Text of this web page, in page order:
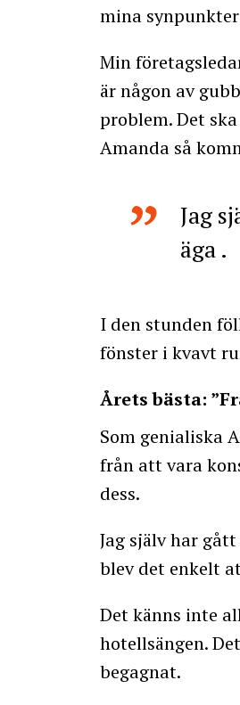
mina
Min
är någon av
problem. Det
Amanda så
Jag
äga .
I den stunden
fönster i kvavt
Årets bästa:
Som genialiska
från att vara
dess.
Jag själv har
blev det enkelt
Det känns inte
hotellsängen.
begagnat.